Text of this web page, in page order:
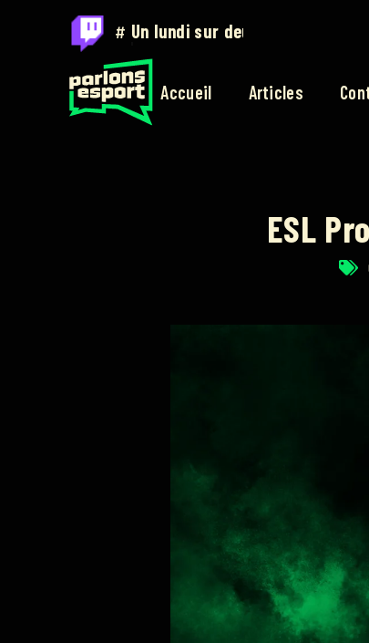
# Sur twitch.tv/parlons_esport
Accueil Articles
ESL